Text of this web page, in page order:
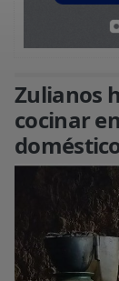
Zulianos
cocinar